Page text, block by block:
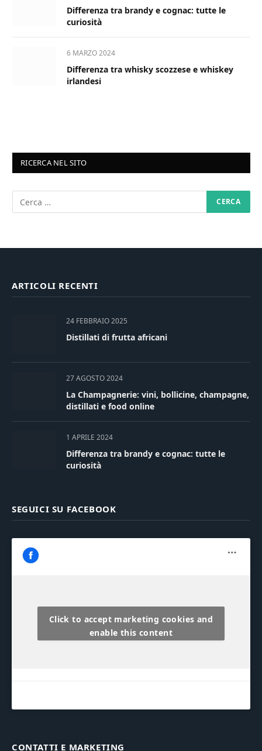
Differenza tra brandy e cognac: tutte le
curiosità
6 MARZO 2024
Differenza tra whisky scozzese e whiskey
irlandesi
RICERCA NEL SITO
ARTICOLI RECENTI
24 FEBBRAIO 2025
Distillati di frutta africani
27 AGOSTO 2024
La Champagnerie: vini, bollicine, champagne,
distillati e food online
1 APRILE 2024
Differenza tra brandy e cognac: tutte le
curiosità
SEGUICI SU FACEBOOK
Click to accept marketing cookies and
enable this content
CONTATTI E MARKETING